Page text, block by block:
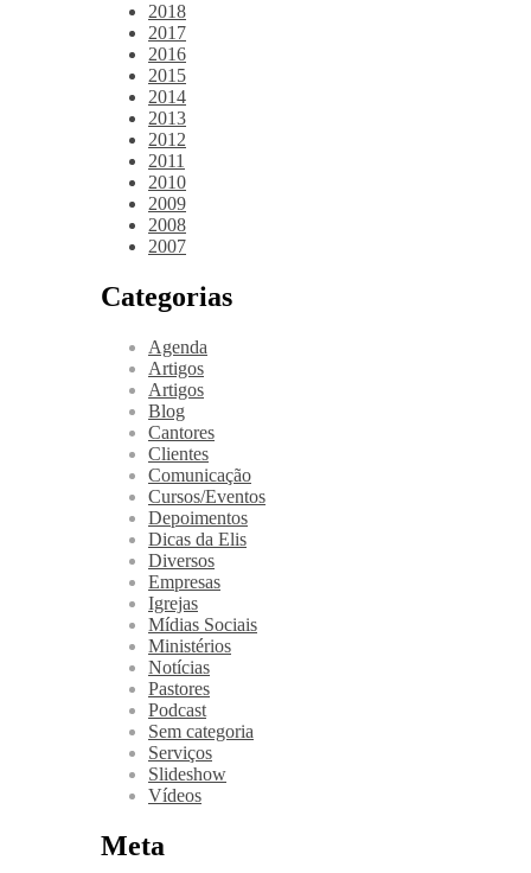
2018
2017
2016
2015
2014
2013
2012
2011
2010
2009
2008
2007
Categorias
Agenda
Artigos
Artigos
Blog
Cantores
Clientes
Comunicação
Cursos/Eventos
Depoimentos
Dicas da Elis
Diversos
Empresas
Igrejas
Mídias Sociais
Ministérios
Notícias
Pastores
Podcast
Sem categoria
Serviços
Slideshow
Vídeos
Meta